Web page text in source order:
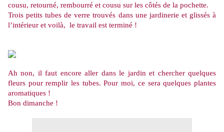
cousu, retourné, rembourré et cousu sur les côtés de la pochette.
Trois petits tubes de verre trouvés dans une jardinerie et glissés à
l’intérieur et voilà, le travail est terminé !
Ah non, il faut encore aller dans le jardin et chercher quelques
fleurs pour remplir les tubes. Pour moi, ce sera quelques plantes
aromatiques !
Bon dimanche !